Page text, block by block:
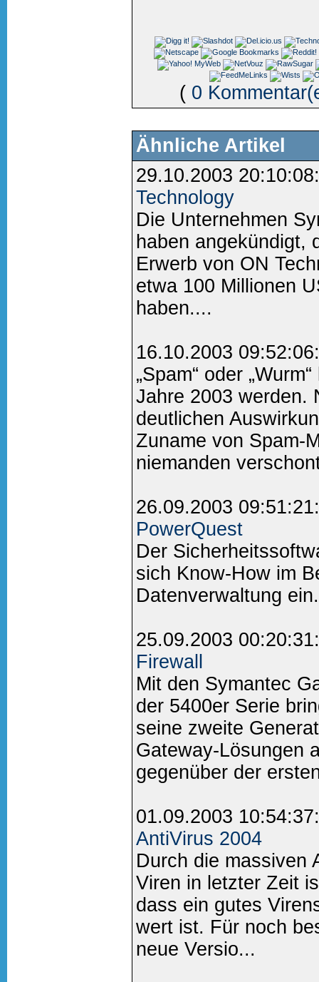
( 0
Ähnliche Artikel
29.10.2003
Technology
Die Unternehmen
haben angekündigt,
Erwerb von ON
etwa 100 Millionen
haben....
16.10.2003
„Spam“ oder
Jahre 2003 werden.
deutlichen
Zuname von Spam-
niemanden
26.09.2003
PowerQuest
Der
sich Know-How im
Datenverwaltung
25.09.2003
Firewall
Mit den Symantec
der 5400er Serie
seine zweite
Gateway-Lösungen
gegenüber der
01.09.2003
AntiVirus 2004
Durch die massiven
Viren in letzter Zeit
dass ein gutes
wert ist. Für noch
neue Versio...